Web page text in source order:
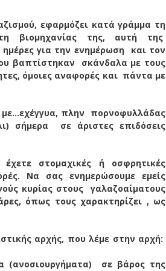
εφαρμόζει κατά γράμμα τη
βιομηχανίας της, αυτή της
για την ενημέρωση και τον
βαπτίστηκαν σκάνδαλα με τους
όμοιες αναφορές και πάντα με
πλην πορνοφυλλάδας
σήμερα σε άριστες επιδόσεις
στομαχικές ή οσφρητικές
Να σας ενημερώσουμε εμείς
κυρίας στους γαλαζοαίματους
όπως τους χαρακτηρίζει , ως
αρχής, που λέμε στην αρχή:
(ανοσιουργήματα) σε βάρος της